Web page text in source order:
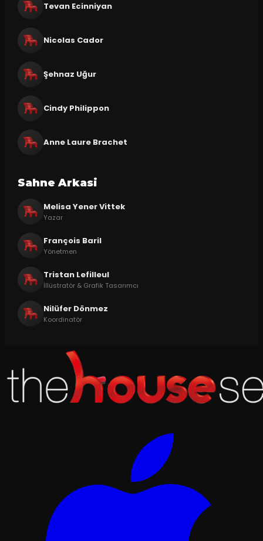
Tevan Ecinniyan
Nicolas Cador
Şehnaz Uğur
Cindy Philippon
Anne Laure Brachet
Sahne Arkasi
Melisa Yener Vittek
Yazar
François Baril
Yönetmen
Tristan Lefilleul
İllüstratör & Grafik Tasarımcı
Nilüfer Dönmez
Koordinatör